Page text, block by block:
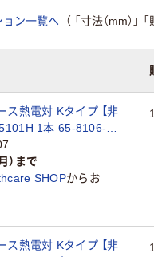
ョン一覧へ （ 「寸法（mm）」
熱電対 Kタイプ 【非
1本 65-8106-
）まで
SHOPからお
熱電対 Kタイプ 【非